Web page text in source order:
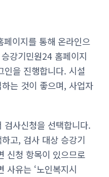
이지를 통해 온라인으
강기민원24 홈페이지
인을 진행합니다. 시설
는 것이 좋으며, 사업자
검사신청을 선택합니다.
고, 검사 대상 승강기
신청 항목이 있으므로
사유는 ‘노인복지시